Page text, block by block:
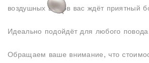
воздушных шаров вас ждёт приятный
Идеально подойдёт для любого
Обращаем ваше внимание, что